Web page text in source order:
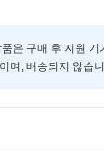
품은 구매 후 지원 기
이며, 배송되지 않습